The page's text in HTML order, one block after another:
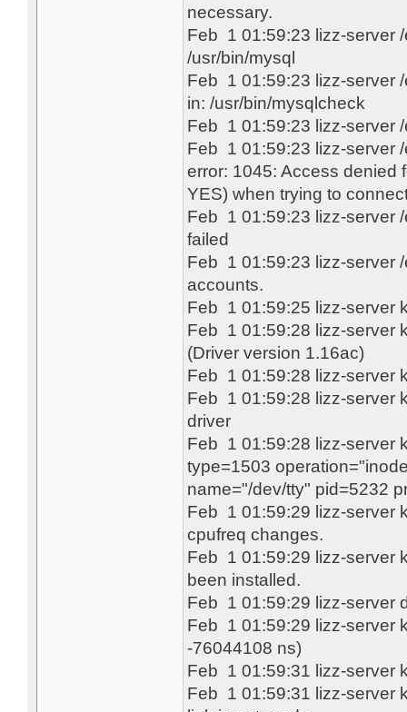
necessary.
Feb 1 01:59:23 lizz-server
/usr/bin/mysql
Feb 1 01:59:23 lizz-server
in: /usr/bin/mysqlcheck
Feb 1 01:59:23 lizz-server
Feb 1 01:59:23 lizz-server
error: 1045: Access denied
YES) when trying to
Feb 1 01:59:23 lizz-server
failed
Feb 1 01:59:23 lizz-server
accounts.
Feb 1 01:59:25 lizz-server
Feb 1 01:59:28 lizz-server
(Driver version 1.16ac)
Feb 1 01:59:28 lizz-server
Feb 1 01:59:28 lizz-server
driver
Feb 1 01:59:28 lizz-server
type=1503
name="/dev/tty" pid=5232
Feb 1 01:59:29 lizz-server
cpufreq changes.
Feb 1 01:59:29 lizz-server
been installed.
Feb 1 01:59:29 lizz-server
Feb 1 01:59:29 lizz-server
-76044108 ns)
Feb 1 01:59:31 lizz-server
Feb 1 01:59:31 lizz-server